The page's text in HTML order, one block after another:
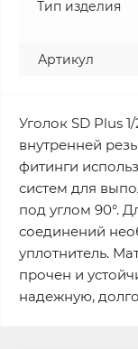
Тип изделия
Артикул
Уголок SD Plus
внутренней
фитинги
систем для
под углом 90°.
соединений
уплотнитель.
прочен и
надежную,